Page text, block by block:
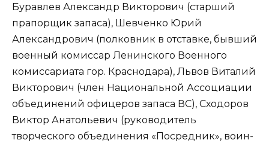
Буравлев Александр Викторович (старший
прапорщик запаса), Шевченко Юрий
Александрович (полковник в отставке, бывший
военный комиссар Ленинского Военного
комиссариата гор. Краснодара), Львов Виталий
Викторович (член Национальной Ассоциации
объединений офицеров запаса ВС), Сходоров
Виктор Анатольевич (руководитель
творческого объединения «Посредник», воин-